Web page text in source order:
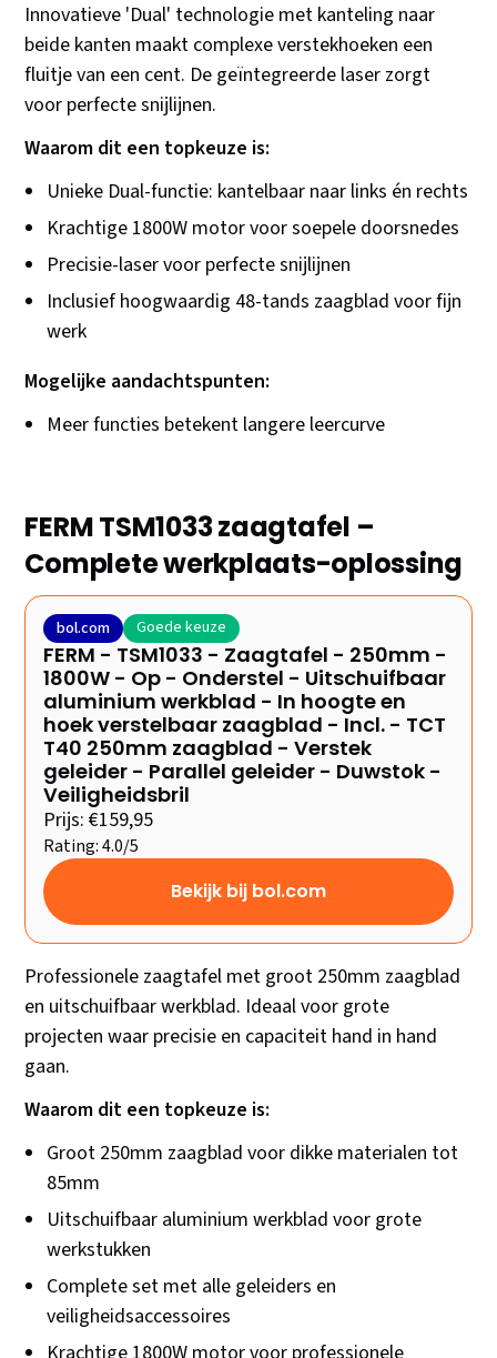
Innovatieve 'Dual' technologie met kanteling naar
beide kanten maakt complexe verstekhoeken een
fluitje van een cent. De geïntegreerde laser zorgt
voor perfecte snijlijnen.
Waarom dit een topkeuze is:
Unieke Dual-functie: kantelbaar naar links én rechts
Krachtige 1800W motor voor soepele doorsnedes
Precisie-laser voor perfecte snijlijnen
Inclusief hoogwaardig 48-tands zaagblad voor fijn
werk
Mogelijke aandachtspunten:
Meer functies betekent langere leercurve
FERM TSM1033 zaagtafel –
Complete werkplaats-oplossing
bol.com Goede keuze
FERM - TSM1033 - Zaagtafel - 250mm -
1800W - Op - Onderstel - Uitschuifbaar
aluminium werkblad - In hoogte en
hoek verstelbaar zaagblad - Incl. - TCT
T40 250mm zaagblad - Verstek
geleider - Parallel geleider - Duwstok -
Veiligheidsbril
Prijs: €159,95
Rating: 4.0/5
Bekijk bij bol.com
Professionele zaagtafel met groot 250mm zaagblad
en uitschuifbaar werkblad. Ideaal voor grote
projecten waar precisie en capaciteit hand in hand
gaan.
Waarom dit een topkeuze is:
Groot 250mm zaagblad voor dikke materialen tot
85mm
Uitschuifbaar aluminium werkblad voor grote
werkstukken
Complete set met alle geleiders en
veiligheidsaccessoires